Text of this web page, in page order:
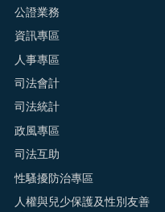
公證業務
資訊專區
人事專區
司法會計
司法統計
政風專區
司法互助
性騷擾防治專區
人權與兒少保護及性別友善